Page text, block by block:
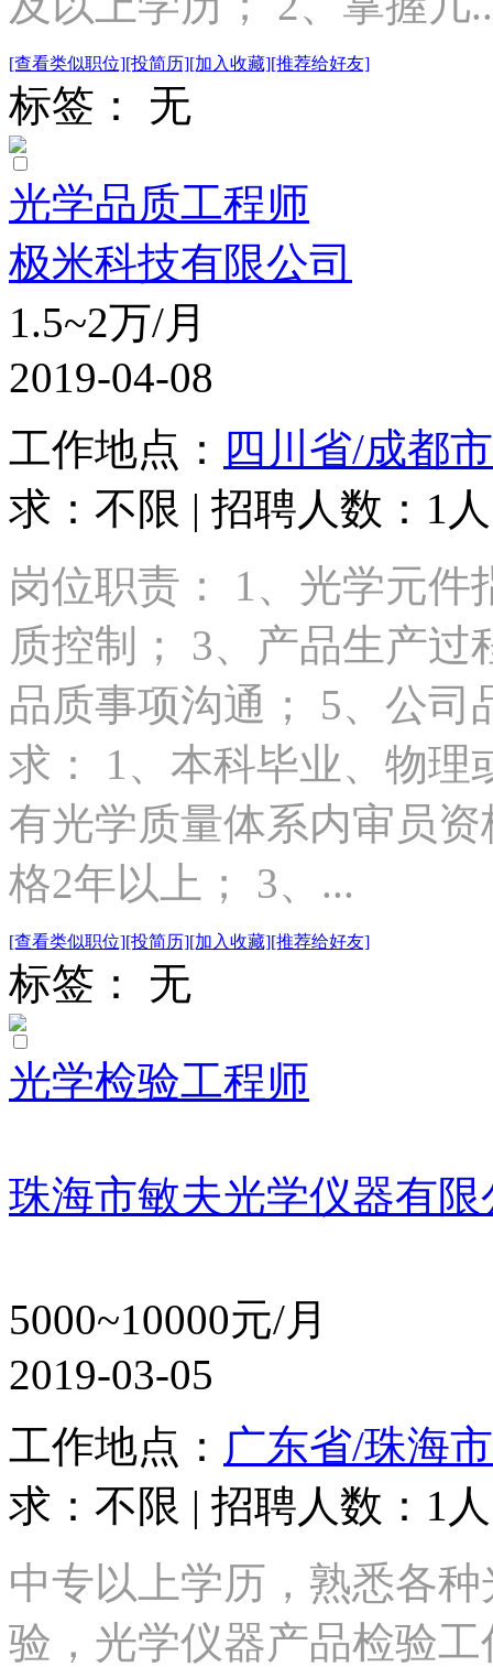
[查看类似职位][投简历][加入收藏][推荐给好友]
标签： 无
光学品质工程师
极米科技有限公司
1.5~2万/月
2019-04-08
工作地点： 四川省/成都市
求：不限 | 招聘人数：1
岗位职责： 1、光学元
质控制； 3、产品生产
品质事项沟通； 5、公
求： 1、本科毕业、物理
有光学质量体系内审员
格2年以上； 3、...
[查看类似职位][投简历][加入收藏][推荐给好友]
标签： 无
光学检验工程师
珠海市敏夫光学仪器有限
5000~10000元/月
2019-03-05
工作地点： 广东省/珠海市
求：不限 | 招聘人数：1
中专以上学历，熟悉各
验，光学仪器产品检验